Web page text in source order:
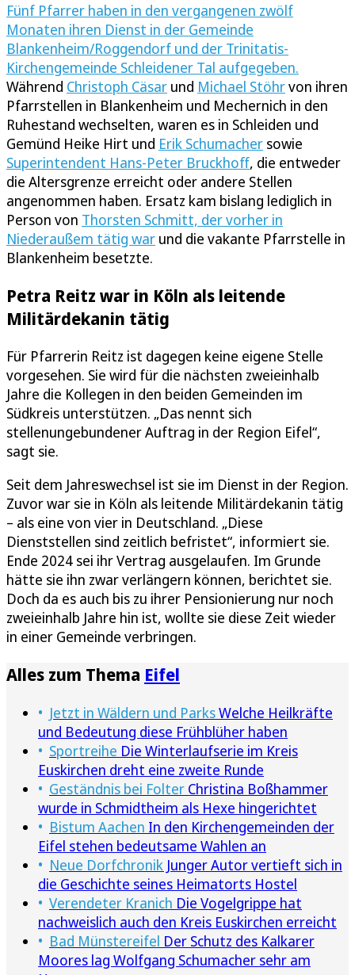
Fünf Pfarrer haben in den vergangenen zwölf
Monaten ihren Dienst in der Gemeinde
Blankenheim/Roggendorf und der Trinitatis-
Kirchengemeinde Schleidener Tal aufgegeben.
Während Christoph Cäsar und Michael Stöhrvon ihren
Pfarrstellen in Blankenheim und Mechernich in den
Ruhestand wechselten, waren es in Schleiden und
Gemünd Heike Hirt und Erik Schumacher sowie
Superintendent Hans-Peter Bruckhoff, die entweder
die Altersgrenze erreicht oder andere Stellen
angenommen haben. Ersatz kam bislang lediglich in
Person von Thorsten Schmitt, der vorher in
Niederaußem tätig war und die vakante Pfarrstelle in
Blankenheim besetzte.
Petra Reitz war in Köln als leitende
Militärdekanin tätig
Für Pfarrerin Reitz ist dagegen keine eigene Stelle
vorgesehen. Sie wird für die nächsten zweieinhalb
Jahre die Kollegen in den beiden Gemeinden im
Südkreis unterstützen. „Das nennt sich
stellenungebundener Auftrag in der Region Eifel“,
sagt sie.
Seit dem Jahreswechsel ist sie im Dienst in der Region.
Zuvor war sie in Köln als leitende Militärdekanin tätig
– als eine von vier in Deutschland. „Diese
Dienststellen sind zeitlich befristet“, informiert sie.
Ende 2024 sei ihr Vertrag ausgelaufen. Im Grunde
hätte sie ihn zwar verlängern können, berichtet sie.
Doch da es auch bis zu ihrer Pensionierung nur noch
zweieinhalb Jahre hin ist, wollte sie diese Zeit wieder
in einer Gemeinde verbringen.
Alles zum Thema Eifel
Jetzt in Wäldern und ParksWelche Heilkräfte
und Bedeutung diese Frühblüher haben
Sportreihe Die Winterlaufserie im Kreis
Euskirchen dreht eine zweite Runde
Geständnis bei Folter Christina Boßhammer
wurde in Schmidtheim als Hexe hingerichtet
Bistum Aachen In den Kirchengemeinden der
Eifel stehen bedeutsame Wahlen an
Neue Dorfchronik Junger Autor vertieft sich in
die Geschichte seines Heimatorts Hostel
Verendeter Kranich Die Vogelgrippe hat
nachweislich auch den Kreis Euskirchen erreicht
Bad Münstereifel Der Schutz des Kalkarer
Moores lag Wolfgang Schumacher sehr am